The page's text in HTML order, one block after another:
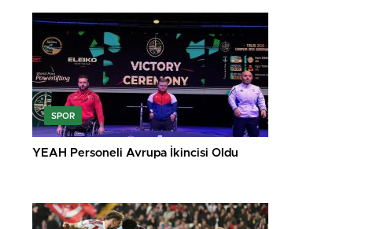
SPOR
YEAH Personeli Avrupa İkincisi Oldu